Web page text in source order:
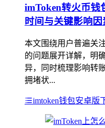
imToken转火币钱
时间与关键影响因
本文围绕用户普遍关
的问题展开详解，明
异，同时梳理影响转
拥堵状...
imtoken钱包安卓版